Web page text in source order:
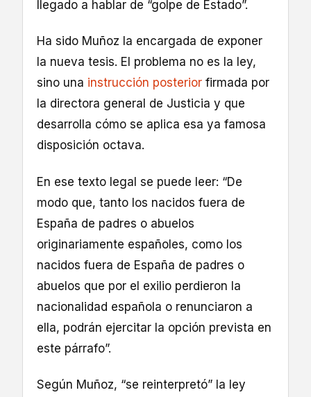
llegado a hablar de “golpe de Estado”.
Ha sido Muñoz la encargada de exponer
la nueva tesis. El problema no es la ley,
sino una instrucción posterior firmada por
la directora general de Justicia y que
desarrolla cómo se aplica esa ya famosa
disposición octava.
En ese texto legal se puede leer: “De
modo que, tanto los nacidos fuera de
España de padres o abuelos
originariamente españoles, como los
nacidos fuera de España de padres o
abuelos que por el exilio perdieron la
nacionalidad española o renunciaron a
ella, podrán ejercitar la opción prevista en
este párrafo”.
Según Muñoz, “se reinterpretó” la ley